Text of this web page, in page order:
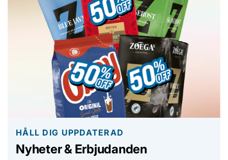
HÅLL DIG UPPDATERAD
Nyheter & Erbjudanden